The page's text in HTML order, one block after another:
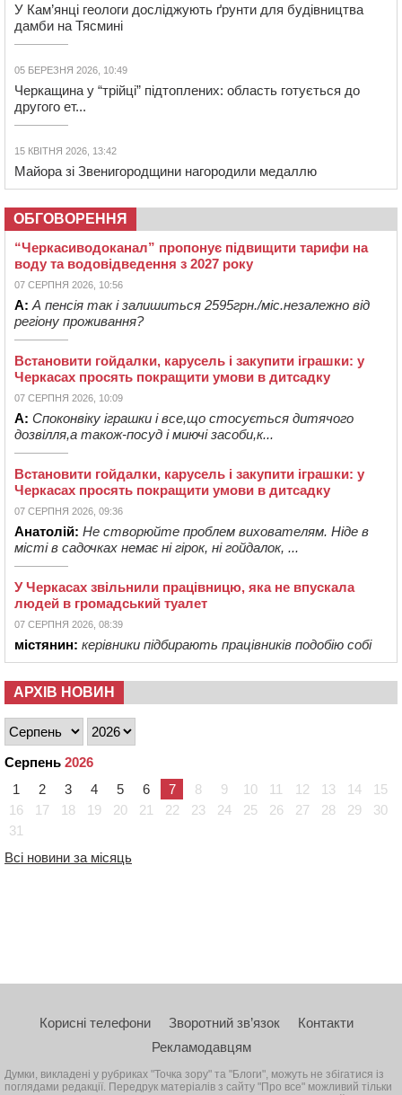
У Кам’янці геологи досліджують ґрунти для будівництва
дамби на Тясмині
05 БЕРЕЗНЯ 2026, 10:49
Черкащина у “трійці” підтоплених: область готується до
другого ет...
15 КВІТНЯ 2026, 13:42
Майора зі Звенигородщини нагородили медаллю
ОБГОВОРЕННЯ
“Черкасиводоканал” пропонує підвищити тарифи на
воду та водовідведення з 2027 року
07 СЕРПНЯ 2026, 10:56
А: А пенсія так і залишиться 2595грн./міс.незалежно від
регіону проживання?
Встановити гойдалки, карусель і закупити іграшки: у
Черкасах просять покращити умови в дитсадку
07 СЕРПНЯ 2026, 10:09
А: Споконвіку іграшки і все,що стосується дитячого
дозвілля,а також-посуд і миючі засоби,к...
Встановити гойдалки, карусель і закупити іграшки: у
Черкасах просять покращити умови в дитсадку
07 СЕРПНЯ 2026, 09:36
Анатолій: Не створюйте проблем вихователям. Ніде в
місті в садочках немає ні гірок, ні гойдалок, ...
У Черкасах звільнили працівницю, яка не впускала
людей в громадський туалет
07 СЕРПНЯ 2026, 08:39
містянин: керівники підбирають працівників подобію собі
АРХІВ НОВИН
Серпень 2026
1
2 3 4 5 6 7 8 9 10 11 12 13 14
15
16
17 18 19 20 21 22 23 24 25 26 27 28 29
30
31
Всі новини за місяць
Корисні телефони Зворотний зв’язок
Контакти
Рекламодавцям
Думки, викладені у рубриках "Точка зору" та "Блоги", можуть не збігатися із
поглядами редакції. Передрук матеріалів з сайту "Про все" можливий тільки